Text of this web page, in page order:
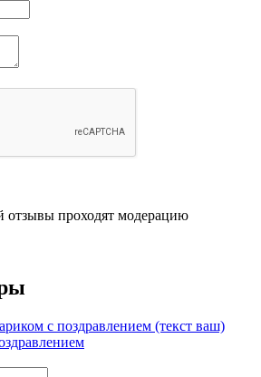
отзывы проходят модерацию